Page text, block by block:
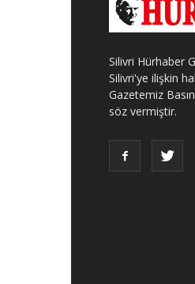
Silivri Hürhaber
Silivri'ye ilişkin
Gazetemiz
söz vermiştir.